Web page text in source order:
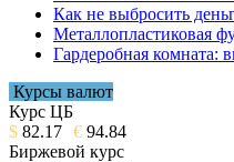
Как не выбросить
Металлопластиковая
Гардеробная комната:
Курсы валют
Курс ЦБ
$ 82.17 € 94.84
Биржевой курс